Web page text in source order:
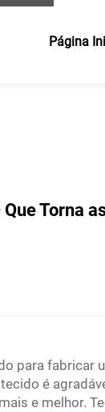
Página
Que Torna
para fabricar
é
e melhor.